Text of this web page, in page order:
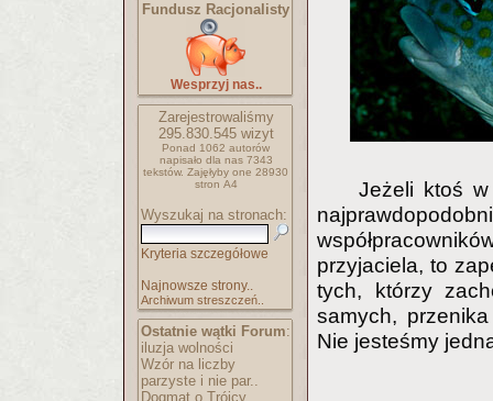
Fundusz Racjonalisty
Wesprzyj nas..
Zarejestrowaliśmy
295.830.545wizyt
Ponad 1062 autorów
napisało dla nas 7343
tekstów. Zajęłyby one 28930
stron A4
Wyszukaj na stronach:
Kryteria szczegółowe
Najnowsze strony..
Archiwum streszczeń..
Ostatnie wątki Forum:
iluzja wolności
Wzór na liczby
parzyste i nie par..
Dogmat o Trójcy
Jeżeli ktoś
przyjaciela, to
tych, którzy
samych,
Nie jesteśmy